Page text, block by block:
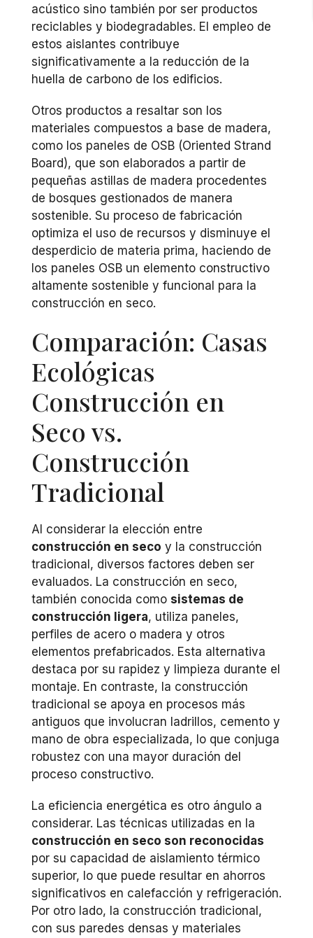
acústico sino también por ser productos
reciclables y biodegradables. El empleo de
estos aislantes contribuye
significativamente a la reducción de la
huella de carbono de los edificios.
Otros productos a resaltar son los
materiales compuestos a base de madera,
como los paneles de OSB (Oriented Strand
Board), que son elaborados a partir de
pequeñas astillas de madera procedentes
de bosques gestionados de manera
sostenible. Su proceso de fabricación
optimiza el uso de recursos y disminuye el
desperdicio de materia prima, haciendo de
los paneles OSB un elemento constructivo
altamente sostenible y funcional para la
construcción en seco.
Comparación: Casas
Ecológicas
Construcción en
Seco vs.
Construcción
Tradicional
Al considerar la elección entre
construcción en seco y la construcción
tradicional, diversos factores deben ser
evaluados. La construcción en seco,
también conocida como sistemas de
construcción ligera, utiliza paneles,
perfiles de acero o madera y otros
elementos prefabricados. Esta alternativa
destaca por su rapidez y limpieza durante el
montaje. En contraste, la construcción
tradicional se apoya en procesos más
antiguos que involucran ladrillos, cemento y
mano de obra especializada, lo que conjuga
robustez con una mayor duración del
proceso constructivo.
La eficiencia energética es otro ángulo a
considerar. Las técnicas utilizadas en la
construcción en seco son reconocidas
por su capacidad de aislamiento térmico
superior, lo que puede resultar en ahorros
significativos en calefacción y refrigeración.
Por otro lado, la construcción tradicional,
con sus paredes densas y materiales